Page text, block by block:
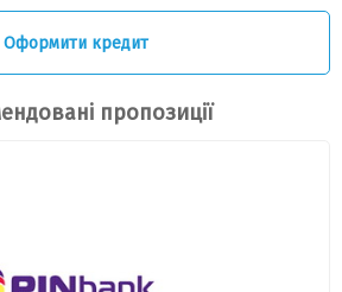
Оформити кредит
пропозиції